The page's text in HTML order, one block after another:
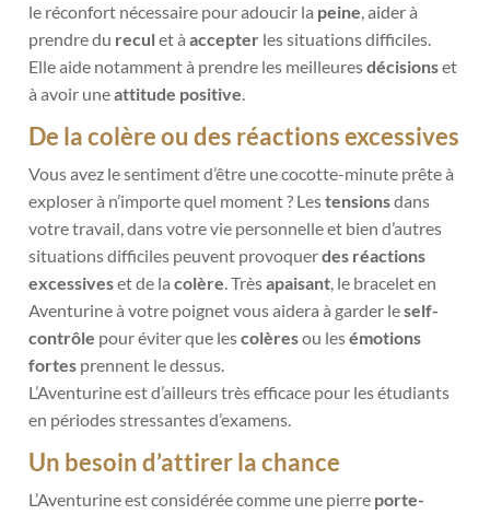
le réconfort nécessaire pour adoucir la peine, aider à
prendre du reculet àaccepter les situations difficiles.
Elle aide notamment à prendre les meilleuresdécisionset
à avoir uneattitude positive.
De la colère ou des réactions excessives
Vous avez le sentiment d’être une cocotte-minute prête à
exploser à n’importe quel moment ? Lestensionsdans
votre travail, dans votre vie personnelle et bien d’autres
situations difficiles peuvent provoquerdes réactions
excessiveset de lacolère. Trèsapaisant, le bracelet en
Aventurine à votre poignet vous aidera à garder leself-
contrôle pour éviter que lescolèresou lesémotions
fortes prennent le dessus.
L’Aventurine est d’ailleurs très efficace pour les étudiants
en périodes stressantes d’examens.
Un besoin d’attirer la chance
L’Aventurine est considérée comme une pierre porte-